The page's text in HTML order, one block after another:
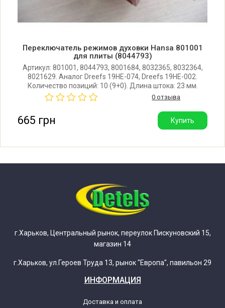
EHK2.834TeKDSrL HANSA Rosja
EHK2.834TeKDOSrL HANSA Rosja
Hansa BCCI614938 14938 set
EHK2.834TeRL HANSA Rosja
Hansa BCCI614940 14940 set
EHK2.70TeRL HANSA Rosja
EHK2.734TeSrL HANSA Rosja
Hansa BCCI616234 16234 set
EHK2.734TeSrL HANSA Rosja
Hansa BCCI616506 16506 set
EHK2.834TeKDSrL HANSA Rosja
EHK2.834TeKDOSrL HANSA Rosja
Переключатель режимов духовки Hansa 801001
для плиты (8044793)
Артикул: 801001, 8044793, 8001684, 8032365, 8032364,
8021629. Аналог Dreefs 19HE-074, Dreefs 19HE-002.
Количество позиций: 10 (9+0). Длина штока: 23 мм.
Производитель: Gottak (Испания). Также подходит на
плиты Amica и Kaiser.
0 отзыва
665 грн Купить
г.Харьков, Центральный рынок, переулок Пискуновский 15,
магазин 14
г.Харьков, ул.Героев Труда 13, рынок "Европа", павильон 29
ИНФОРМАЦИЯ
Доставка и оплата